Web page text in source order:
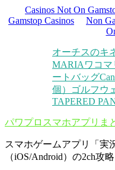
Casinos Not On
Gamstop Casinos
Non
オーチスのキ
MARIAワコ
ートバッグ
個）
ゴルフウ
TAPERED
パワプロスマホアプリま
スマホゲームアプリ「実
（iOS/Android）の2ch攻